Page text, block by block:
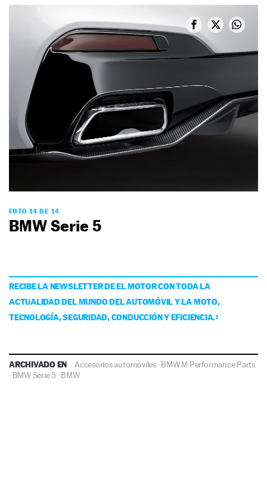
FOTO 14 DE 14
BMW Serie 5
RECIBE LA NEWSLETTER DE EL MOTOR CON TODA LA
ACTUALIDAD DEL MUNDO DEL AUTOMÓVIL Y LA MOTO,
TECNOLOGÍA, SEGURIDAD, CONDUCCIÓN Y EFICIENCIA.
ARCHIVADO EN Accesorios automóviles·BMW M Performance Parts
· BMW Serie 5 ·BMW